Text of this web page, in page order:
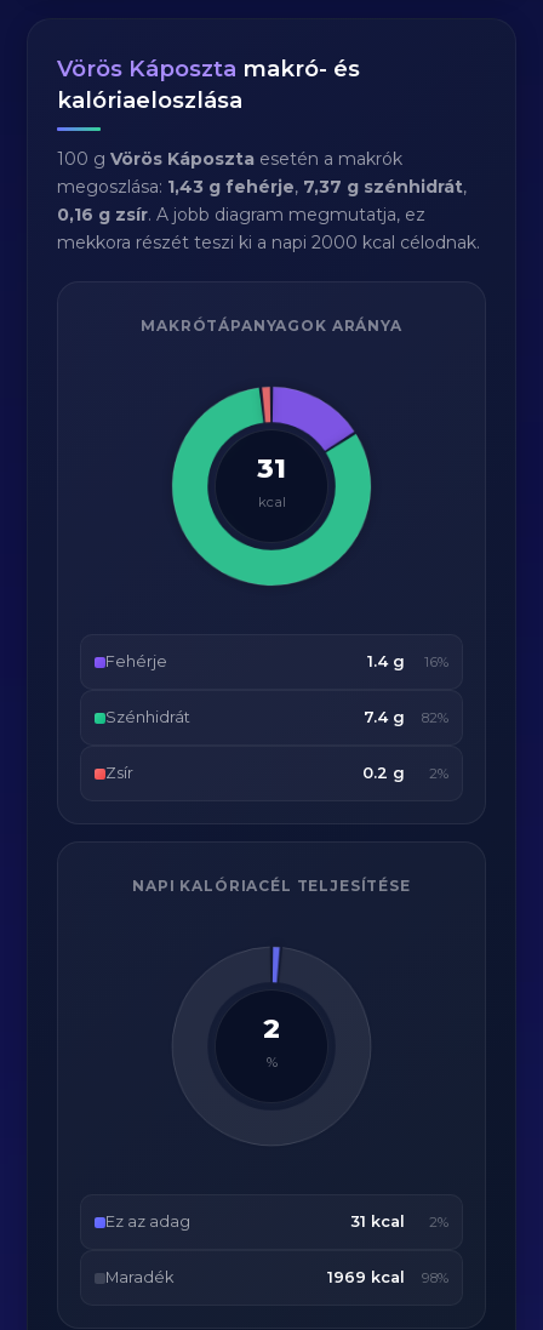
Vörös Káposzta makró- és
kalóriaeloszlása
100 gVörös Káposzta esetén a makrók
megoszlása: 1,43 g fehérje, 7,37 g szénhidrát,
0,16 g zsír. A jobb diagram megmutatja, ez
mekkora részét teszi ki a napi 2000 kcal célodnak.
MAKRÓTÁPANYAGOK ARÁNYA
31
kcal
Fehérje 1.4 g 16%
Szénhidrát 7.4 g 82%
Zsír 0.2 g 2%
NAPI KALÓRIACÉL TELJESÍTÉSE
2
%
Ez az adag 31 kcal 2%
Maradék 1969 kcal 98%